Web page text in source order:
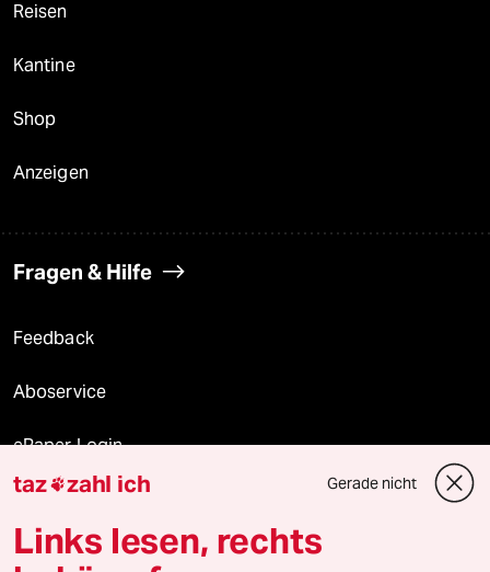
Reisen
Kantine
Shop
Anzeigen
Fragen & Hilfe
Feedback
Aboservice
ePaper Login
Downloads für Abonnierende
taz zahl ich Gerade nicht
Links lesen, rechts